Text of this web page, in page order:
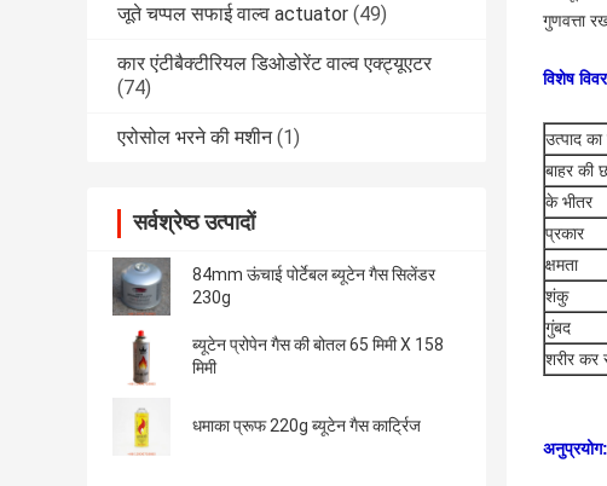
जूते चप्पल सफाई वाल्व actuator (49)
कार एंटीबैक्टीरियल डिओडोरेंट वाल्व एक्ट्यूएटर
(74)
एरोसोल भरने की मशीन (1)
सर्वश्रेष्ठ उत्पादों
84mm ऊंचाई पोर्टेबल ब्यूटेन गैस सिलेंडर
230g
ब्यूटेन प्रोपेन गैस की बोतल 65 मिमी X 158
मिमी
धमाका प्रूफ 220g ब्यूटेन गैस कार्ट्रिज
गुणवत्ता
विशेष
उत्पाद का
बाहर की
के भीतर
प्रकार
क्षमता
शंकु
गुंबद
शरीर
अनुप्रयोग: